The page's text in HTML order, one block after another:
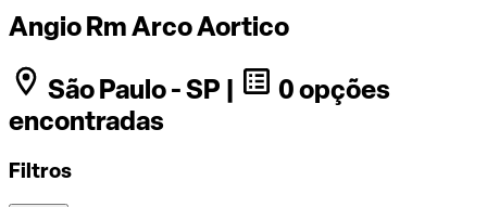
Angio Rm Arco Aortico
São Paulo - SP |
0 opções
encontradas
Filtros